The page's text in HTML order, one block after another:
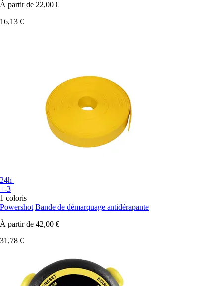
À partir de 22,00 €
16,13 €
24h
+-3
1 coloris
Powershot Bande de démarquage antidérapante
À partir de 42,00 €
31,78 €